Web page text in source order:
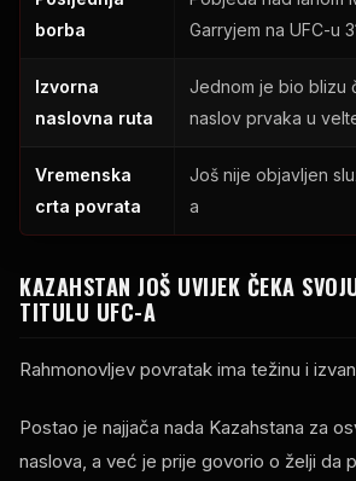
borba
Garryjem na UFC-u
Izvorna
naslovna ruta
Jednom je bio blizu
naslov prvaka u
Vremenska
crta povrata
Još nije objavljen
a
KAZAHSTAN JOŠ UVIJEK ČEKA
TITULU UFC-A
Rahmonovljev povratak ima težinu i
Postao je najjača nada Kazahstana za
naslova, a već je prije govorio o želji da